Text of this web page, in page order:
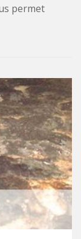
permet